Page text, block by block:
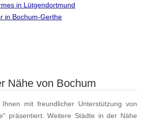
in Lütgendortmund
in Bochum-Gerthe
Nähe von Bochum
mit freundlicher Unterstützung von
präsentiert. Weitere Städte in der Nähe